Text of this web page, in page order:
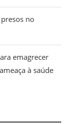
no
emagrecer
à saúde